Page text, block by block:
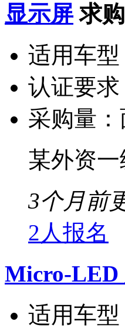
显示屏 求
适用车型
认证要求
采购量：
某外资
3个月前
2人报名
Micro-LED
适用车型